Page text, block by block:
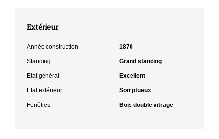
Extérieur
Année construction 1870
Standing Grand standing
Etat général Excellent
Etat extérieur Somptueux
Fenêtres Bois double vitrage